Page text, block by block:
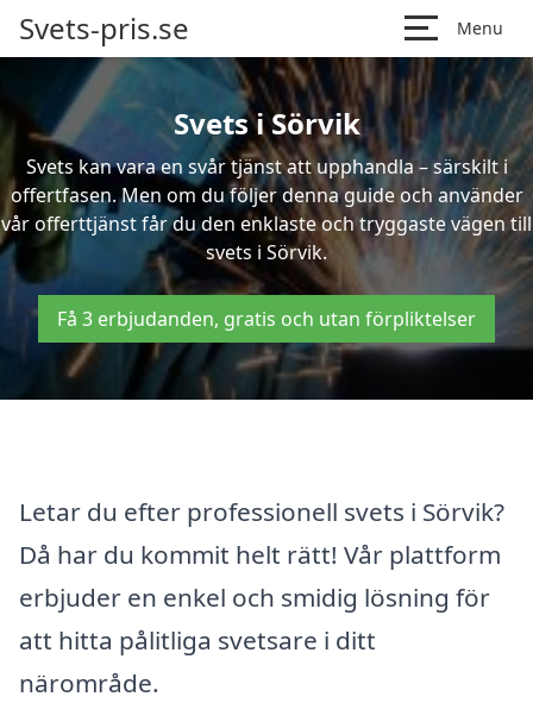
Svets-pris.se Menu
Svets i Sörvik
Svets kan vara en svår tjänst att upphandla – särskilt i
offertfasen. Men om du följer denna guide och använder
vår offerttjänst får du den enklaste och tryggaste vägen till
svets i Sörvik.
Få 3 erbjudanden, gratis och utan förpliktelser
Letar du efter professionell svets i Sörvik?
Då har du kommit helt rätt! Vår plattform
erbjuder en enkel och smidig lösning för
att hitta pålitliga svetsare i ditt
närområde.